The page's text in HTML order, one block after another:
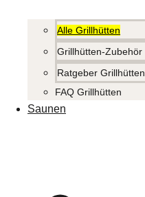
Alle Grillhütten
Grillhütten-Zubehör
Ratgeber Grillhütten
FAQ Grillhütten
Saunen